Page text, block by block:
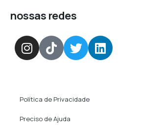
nossas redes
Política de Privacidade
Preciso de Ajuda